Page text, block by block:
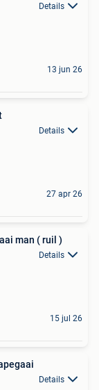
Details
13 jun 26
Details
27 apr 26
man ( ruil )
Details
15 jul 26
Details